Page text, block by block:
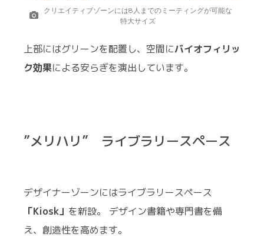
クリエイティブゾーンには8人までのミーティングが可能な
特大サイズ
上部にはグリーンを配置し、空間にバイオフィリッ
ク効果による安らぎを演出しています。
”メリハリ” ライブラリースペース
デザイナーゾーンにはライブラリースペース
「Kiosk」 を新設。 デザイン書籍や専門書を備
え、創造性を高めます。